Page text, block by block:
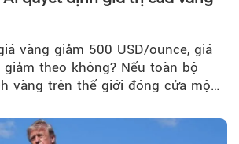
vàng giảm 500 USD/ounce, giá
theo không? Nếu toàn bộ
vàng trên thế giới đóng cửa một